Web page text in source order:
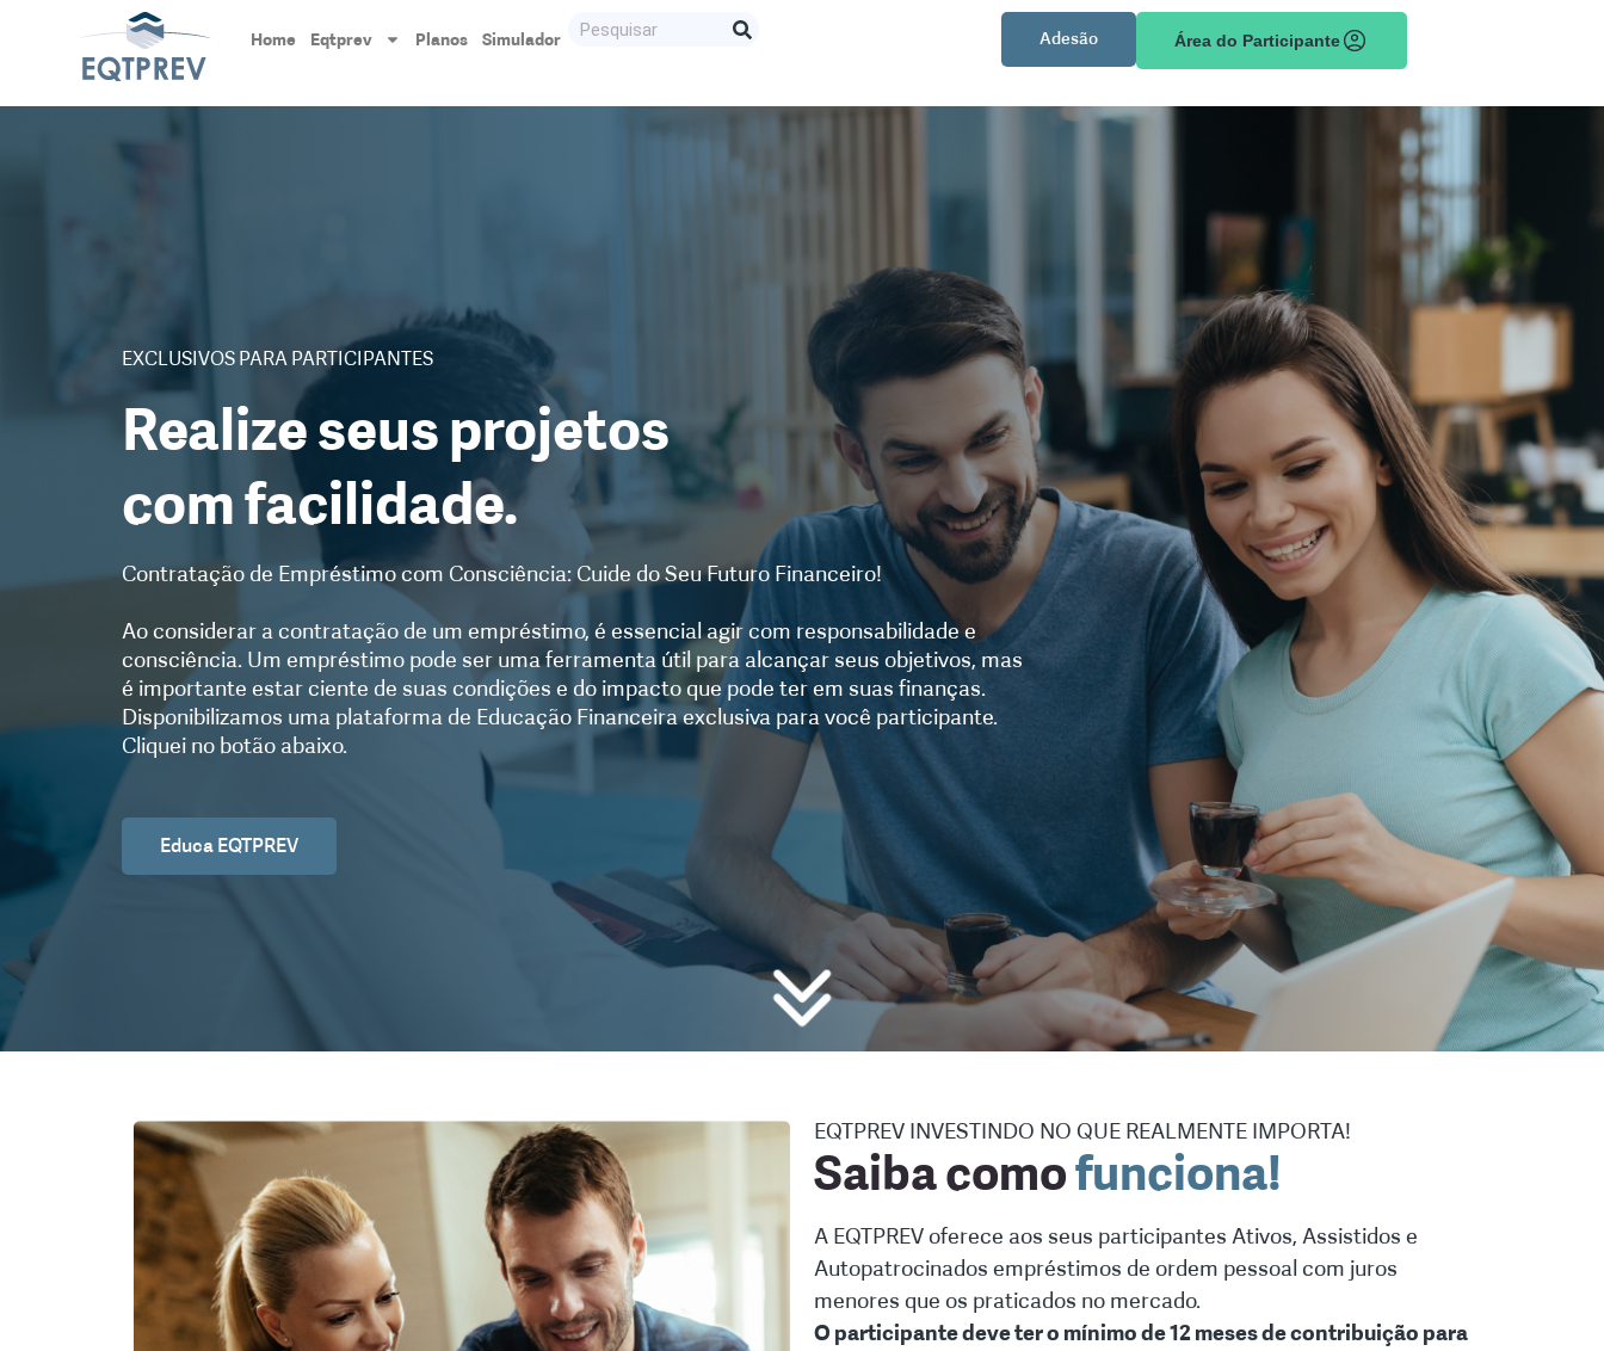
Home Eqtprev Planos Simulador Adesão Área do Participante
EXCLUSIVOS PARA PARTICIPANTES
Realize seus projetos
com facilidade.
Contratação de Empréstimo com Consciência: Cuide do Seu Futuro Financeiro!
Ao considerar a contratação de um empréstimo, é essencial agir com responsabilidade e
consciência. Um empréstimo pode ser uma ferramenta útil para alcançar seus objetivos, mas
é importante estar ciente de suas condições e do impacto que pode ter em suas finanças.
Disponibilizamos uma plataforma de Educação Financeira exclusiva para você participante.
Cliquei no botão abaixo.
Educa EQTPREV
EQTPREV INVESTINDO NO QUE REALMENTE IMPORTA!
Saiba comofunciona!
A EQTPREV oferece aos seus participantes Ativos, Assistidos e
Autopatrocinados empréstimos de ordem pessoal com juros
menores que os praticados no mercado.
O participante deve ter o mínimo de 12 meses de contribuição para